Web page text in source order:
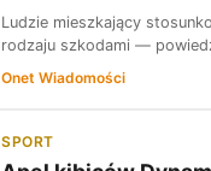
Ludzie mieszkający
rodzaju szkodami —
Onet Wiadomości
SPORT